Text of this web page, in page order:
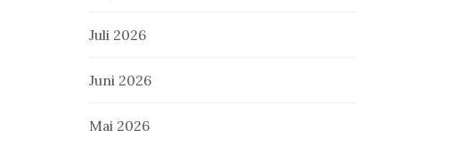
Juli 2026
Juni 2026
Mai 2026